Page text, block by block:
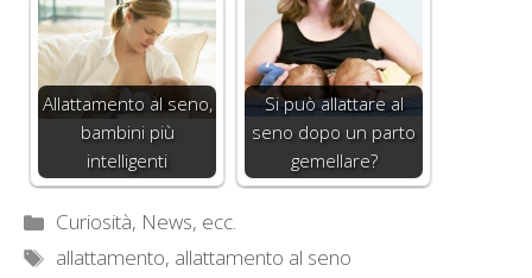
Allattamento al seno,
bambini più
intelligenti
Si può allattare al
seno dopo un parto
gemellare?
Categorie
Curiosità, News, ecc.
Tag
allattamento, allattamento al seno